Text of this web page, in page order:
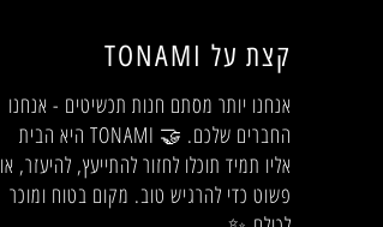
קצת על TONAMI
אנחנו יותר מסתם חנות תכשיטים - אנחנו
החברים שלכם. 🤝 TONAMI היא הבית
אליו תמיד תוכלו לחזור להתייעץ, להיעזר, או
פשוט כדי להרגיש טוב. מקום בטוח ומוכר